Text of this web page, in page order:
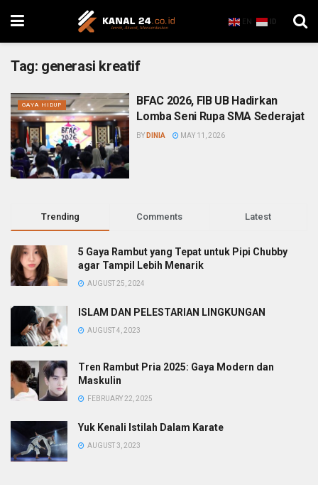
EN ID
Tag: generasi kreatif
GAYA HIDUP
BFAC 2026, FIB UB Hadirkan
Lomba Seni Rupa SMA Sederajat
BY DINIA MAY 11, 2026
Trending Comments Latest
5 Gaya Rambut yang Tepat untuk Pipi Chubby
agar Tampil Lebih Menarik
AUGUST 25, 2024
ISLAM DAN PELESTARIAN LINGKUNGAN
AUGUST 4, 2023
Tren Rambut Pria 2025: Gaya Modern dan
Maskulin
FEBRUARY 22, 2025
Yuk Kenali Istilah Dalam Karate
AUGUST 3, 2023